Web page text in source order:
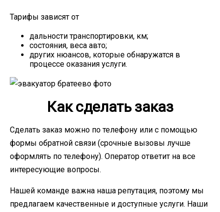
Тарифы зависят от
дальности транспортировки, км;
состояния, веса авто;
других нюансов, которые обнаружатся в
процессе оказания услуги.
Как сделать заказ
Сделать заказ можно по телефону или с помощью
формы обратной связи (срочные вызовы лучше
оформлять по телефону). Оператор ответит на все
интересующие вопросы.
Нашей команде важна наша репутация, поэтому мы
предлагаем качественные и доступные услуги. Наши